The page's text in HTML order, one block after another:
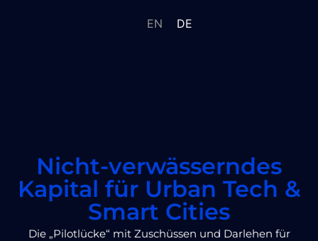
EN DE
Nicht-verwässerndes
Kapital für Urban Tech &
Smart Cities
Die „Pilotlücke“ mit Zuschüssen und Darlehen für